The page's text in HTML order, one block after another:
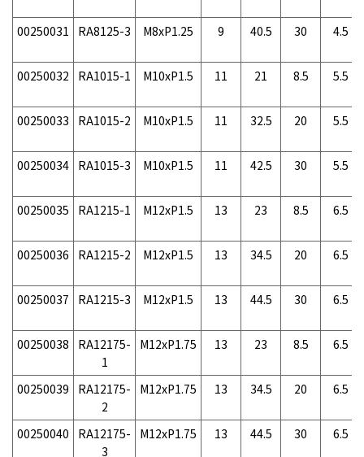
00250031 RA8125-3 M8xP1.25 9 40.5 30 4.5
00250032 RA1015-1 M10xP1.5 11 21 8.5 5.5
00250033 RA1015-2 M10xP1.5 11 32.5 20 5.5
00250034 RA1015-3 M10xP1.5 11 42.5 30 5.5
00250035 RA1215-1 M12xP1.5 13 23 8.5 6.5
00250036 RA1215-2 M12xP1.5 13 34.5 20 6.5
00250037 RA1215-3 M12xP1.5 13 44.5 30 6.5
00250038
RA12175-
1
M12xP1.75 13 23 8.5 6.5
00250039
RA12175-
2
M12xP1.75 13 34.5 20 6.5
00250040
RA12175-
3
M12xP1.75 13 44.5 30 6.5